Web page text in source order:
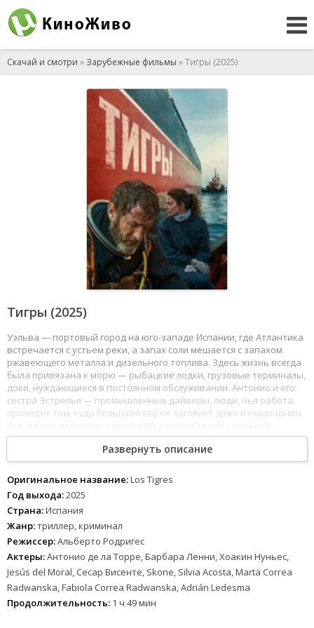
Скачай и смотри » Зарубежные фильмы » Тигры (2025)
Тигры (2025)
Уэльва — портовый город на юго-западе Испании, где Атлантика
встречается с устьем реки, а запах соли мешается с запахом
ржавеющего металла и дизельного топлива. Здесь жизнь всегда
была привязана к морю — рыбацкие лодки, грузовые терминалы,
доки, нуждающиеся в постоянном обслуживании. Антонио и его
сестра Эстрелья — промышленные дайверы, люди, чья работа
проходит там, куда большинство не заглянет даже в кошмарном
видимостью, среди затонувших конструкций, ржавых корпусов и
ила, хранящего чужие секреты. Они — профессионалы высшего
класса, «тигры» подводного мира, привыкшие к давлению,
темноте и риску. Но мастерство не спасает от того, от чего не
спасает никого: денег нет. Порт сокращает заказы, контракты
уходят крупным компаниям, оборудование стареет, а долги
растут с неотвратимостью прилива. Брат и сестра, всю жизнь
державшиеся друг за друга как за спасательный трос,
оказываются на грани — не физической, а той, за которой
заканчиваются честные способы выжить.
И тогда появляется предложение, от которого следовало бы
отказаться, — но у людей, стоящих на краю, нет привилегии
выбора. На дне, в корпусе затонувшего судна, лежит груз
Развернуть описание
Оригинальное название:Los Tigres
Год выхода:2025
Страна:Испания
Жанр:триллер, криминал
Режиссер:Альберто Родригес
Актеры:Антонио де ла Торре, Барбара Ленни, Хоакин Нуньес,
Jesús del Moral, Сесар Висенте, Skone, Silvia Acosta, Marta Correa
Radwanska, Fabiola Correa Radwanska, Adrián Ledesma
Продолжительность: 1 ч 49 мин